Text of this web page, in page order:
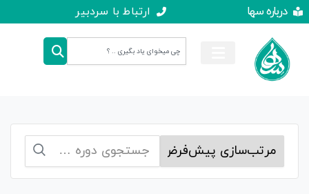
درباره سها ارتباط با سردبیر